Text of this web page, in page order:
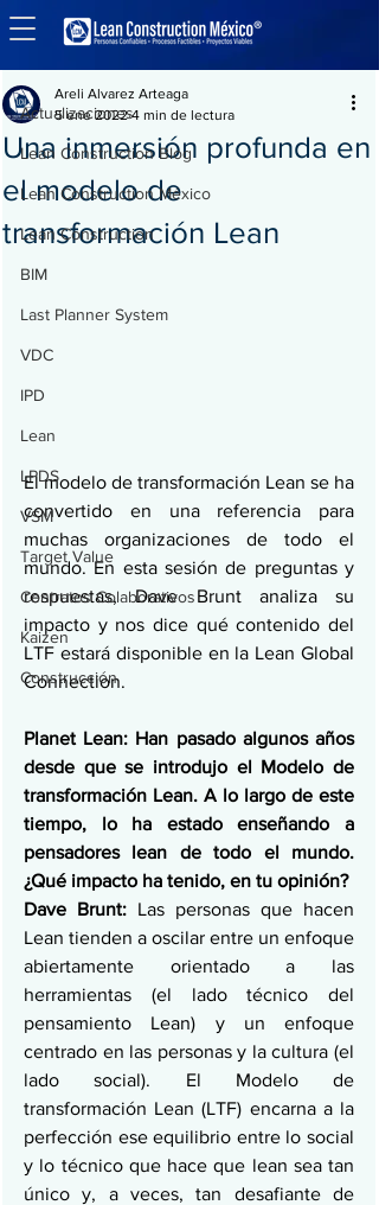
Entrada
Actualizaciones
Lean Construction Blog
Lean Construction México
Lean Construction
BIM
Last Planner System
VDC
IPD
Lean
LPDS
VSM
Target Value
Contratos Colaborativos
Kaizen
Construcción
Una inmersión profunda en
el modelo de
transformación Lean
Areli Alvarez Arteaga
5 ene 2022 4 min de lectura
El modelo de transformación Lean se ha
convertido en una referencia para
muchas organizaciones de todo el
mundo. En esta sesión de preguntas y
respuestas, Dave Brunt analiza su
impacto y nos dice qué contenido del
LTF estará disponible en la Lean Global
Connection.
Planet Lean: Han pasado algunos años
desde que se introdujo el Modelo de
transformación Lean. A lo largo de este
tiempo, lo ha estado enseñando a
pensadores lean de todo el mundo.
¿Qué impacto ha tenido, en tu opinión?
Dave Brunt: Las personas que hacen
Lean tienden a oscilar entre un enfoque
abiertamente orientado a las
herramientas (el lado técnico del
pensamiento Lean) y un enfoque
centrado en las personas y la cultura (el
lado social). El Modelo de
transformación Lean (LTF) encarna a la
perfección ese equilibrio entre lo social
y lo técnico que hace que lean sea tan
único y, a veces, tan desafiante de